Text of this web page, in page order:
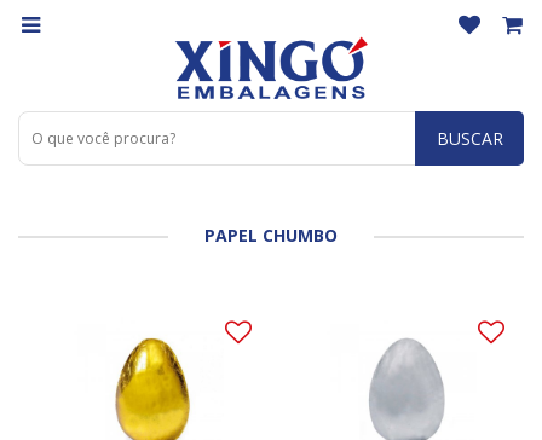
BUSCAR
PAPEL CHUMBO